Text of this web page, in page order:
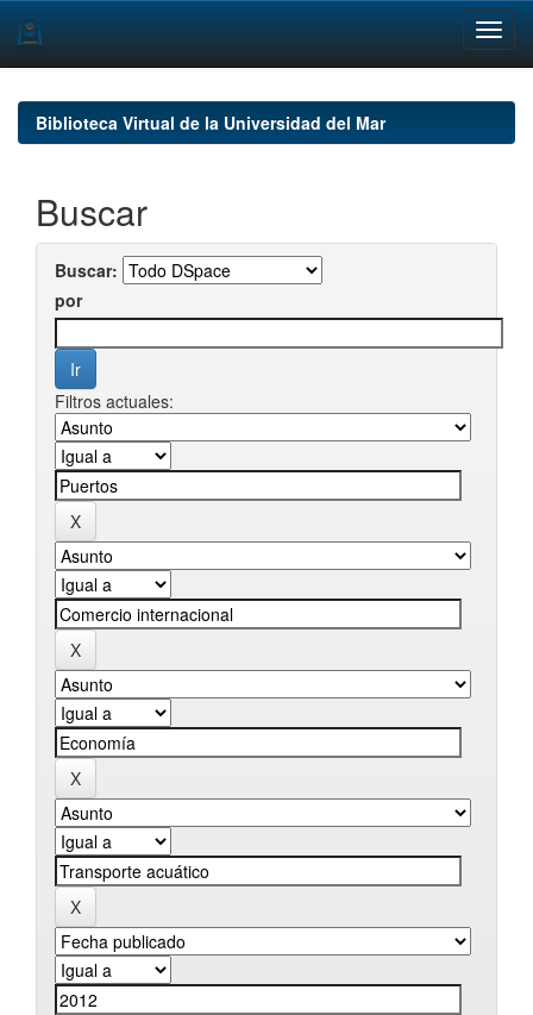
navigationBiblioteca Virtual de la Universidad del Mar
Buscar
Buscar:
por
Filtros actuales: